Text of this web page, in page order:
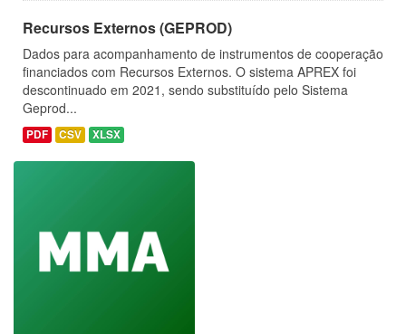
Recursos Externos (GEPROD)
Dados para acompanhamento de instrumentos de cooperação
financiados com Recursos Externos. O sistema APREX foi
descontinuado em 2021, sendo substituído pelo Sistema
Geprod...
PDF CSV XLSX